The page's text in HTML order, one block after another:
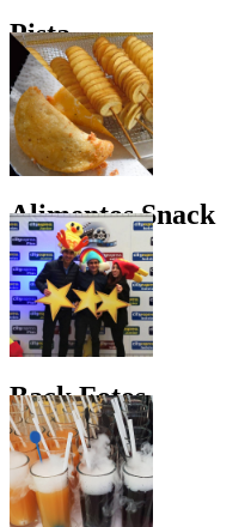
Pista
Alimentos Snack
Back Fotos